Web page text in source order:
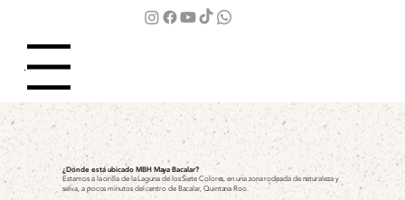
Menu
¿Dónde está ubicado MBH Maya Bacalar?
Estamos a la orilla de la Laguna de los Siete Colores, en una zona rodeada de naturaleza y
selva, a pocos minutos del centro de Bacalar, Quintana Roo.